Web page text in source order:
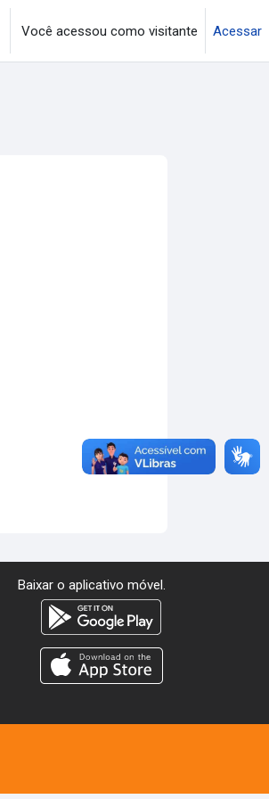
Você acessou como visitante Acessar
Baixar o aplicativo móvel.